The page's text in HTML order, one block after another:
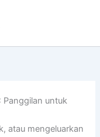
Panggilan untuk
atau mengeluarkan